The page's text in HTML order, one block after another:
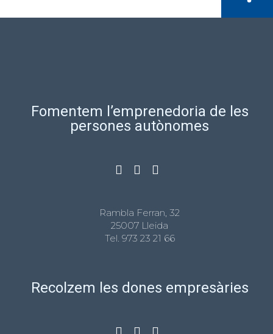
Fomentem l’emprenedoria de les
persones autònomes
Rambla Ferran, 32
25007 Lleida
Tel. 973 23 21 66
Recolzem les dones empresàries